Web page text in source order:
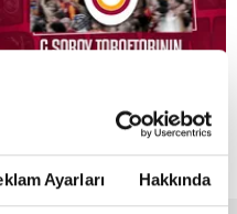
Ayarları Hakkında